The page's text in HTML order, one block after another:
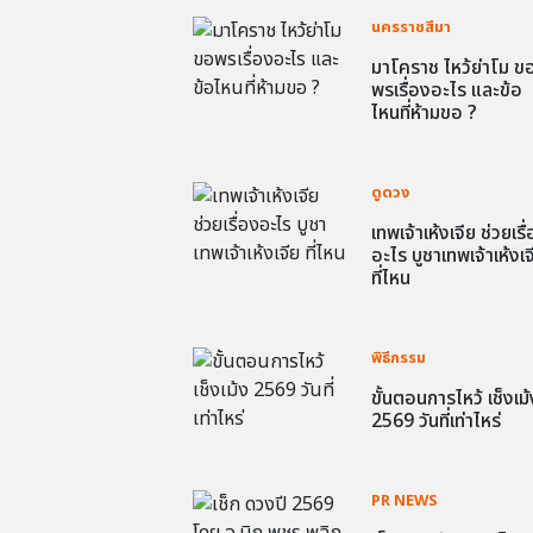
นครราชสีมา
มาโคราช ไหว้ย่าโม ข
พรเรื่องอะไร และข้อ
ไหนที่ห้ามขอ ?
ดูดวง
เทพเจ้าเห้งเจีย ช่วยเ
อะไร บูชาเทพเจ้าเห้งเ
ที่ไหน
พิธีกรรม
ขั้นตอนการไหว้ เช็งเ
2569 วันที่เท่าไหร่
PR NEWS